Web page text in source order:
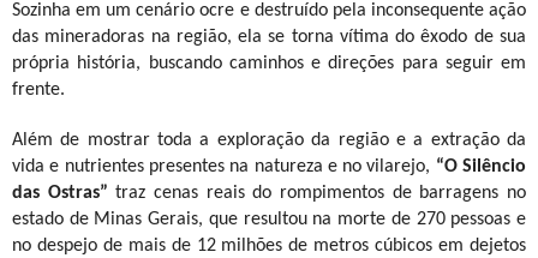
Sozinha em um cenário ocre e destruído pela inconsequente ação
das mineradoras na região, ela se torna vítima do êxodo de sua
própria história, buscando caminhos e direções para seguir em
frente.
Além de mostrar toda a exploração da região e a extração da
vida e nutrientes presentes na natureza e no vilarejo, “O Silêncio
das Ostras”traz cenas reais do rompimentos de barragens no
estado de Minas Gerais, que resultou na morte de 270 pessoas e
no despejo de mais de 12 milhões de metros cúbicos em dejetos